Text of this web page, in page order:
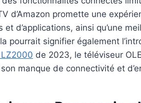
d’Amazon promette une
d’applications, ainsi qu’une
pourrait signifier également
de 2023, le téléviseur
manque de connectivité et